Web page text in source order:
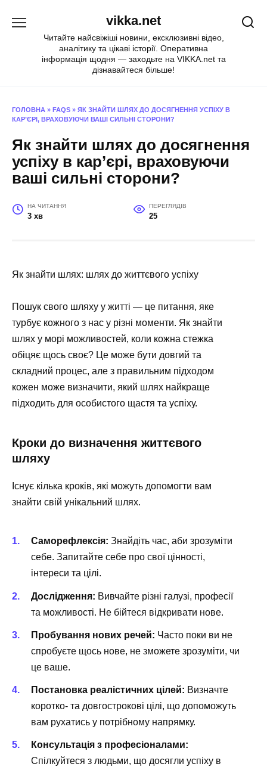
vikka.net
Читайте найсвіжіші новини, ексклюзивні відео,
аналітику та цікаві історії. Оперативна
інформація щодня — заходьте на VIKKA.net та
дізнавайтеся більше!
ГОЛОВНА » FAQS » ЯК ЗНАЙТИ ШЛЯХ ДО ДОСЯГНЕННЯ УСПІХУ В
КАР’ЄРІ, ВРАХОВУЮЧИ ВАШІ СИЛЬНІ СТОРОНИ?
Як знайти шлях до досягнення
успіху в кар’єрі, враховуючи
ваші сильні сторони?
НА ЧИТАННЯ
3 хв
ПЕРЕГЛЯДІВ
25
Як знайти шлях: шлях до життєвого успіху
Пошук свого шляху у житті — це питання, яке
турбує кожного з нас у різні моменти. Як знайти
шлях у морі можливостей, коли кожна стежка
обіцяє щось своє? Це може бути довгий та
складний процес, але з правильним підходом
кожен може визначити, який шлях найкраще
підходить для особистого щастя та успіху.
Кроки до визначення життєвого
шляху
Існує кілька кроків, які можуть допомогти вам
знайти свій унікальний шлях.
Саморефлексія: Знайдіть час, аби зрозуміти
себе. Запитайте себе про свої цінності,
інтереси та цілі.
Дослідження: Вивчайте різні галузі, професії
та можливості. Не бійтеся відкривати нове.
Пробування нових речей: Часто поки ви не
спробуєте щось нове, не зможете зрозуміти, чи
це ваше.
Постановка реалістичних цілей: Визначте
коротко- та довгострокові цілі, що допоможуть
вам рухатись у потрібному напрямку.
Консультація з професіоналами:
Спілкуйтеся з людьми, що досягли успіху в